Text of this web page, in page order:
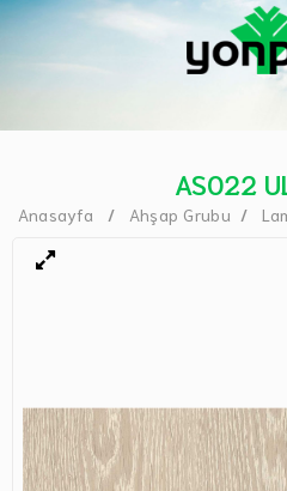
AS022
Anasayfa Ahşap Grubu